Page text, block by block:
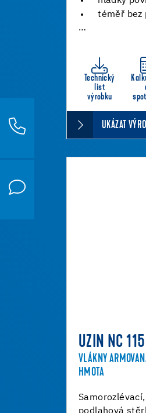
téměř bez
…
Technický
list
výrobku
UKÁZAT
UZIN NC 115
VLÁKNY
HMOTA